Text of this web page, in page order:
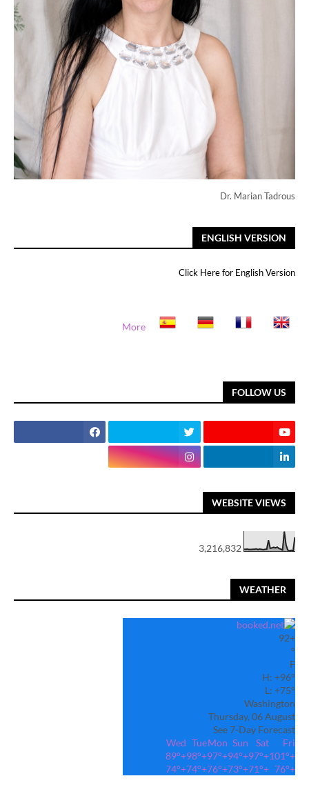
Dr. Marian Tadrous
ENGLISH VERSION
Click Here for English Version
More
FOLLOW US
WEBSITE VIEWS
3,216,832
WEATHER
+
92
°
F
H: +96°
L: +75°
Washington
Thursday, 06 August
See 7-Day Forecast
Fri
Sat
Sun
Mon
Tue
Wed
+
101°
+
97°
+
94°
+
97°
+
98°
+
89°
+
76°
+
71°
+
73°
+
76°
+
74°
+
74°